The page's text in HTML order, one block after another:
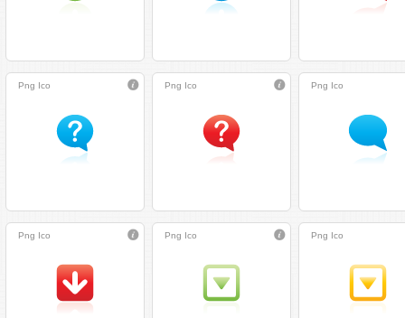
Png Ico Png Ico Png Ico
Png Ico Png Ico Png Ico